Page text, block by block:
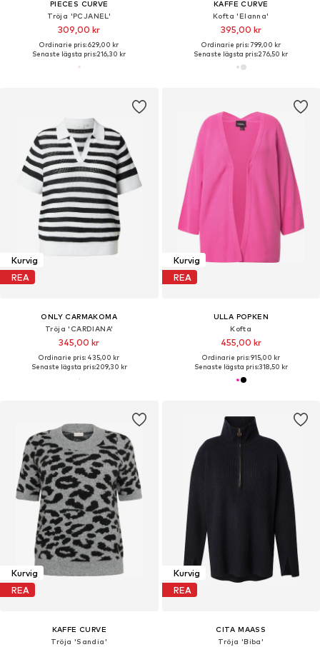
PIECES CURVE
Tröja 'PCJANEL'
309,00 kr
Ordinarie pris: 629,00 kr
Senaste lägsta pris:216,30 kr
KAFFE CURVE
Kofta 'Elanna'
395,00 kr
Ordinarie pris: 799,00 kr
Senaste lägsta pris:276,50 kr
Kurvig
REA
ONLY CARMAKOMA
Tröja 'CARDIANA'
345,00 kr
Ordinarie pris: 435,00 kr
Senaste lägsta pris:209,30 kr
Kurvig
REA
ULLA POPKEN
Kofta
455,00 kr
Ordinarie pris: 915,00 kr
Senaste lägsta pris:318,50 kr
Kurvig
REA
KAFFE CURVE
Tröja 'Sandia'
Kurvig
REA
CITA MAASS
Tröja 'Biba'